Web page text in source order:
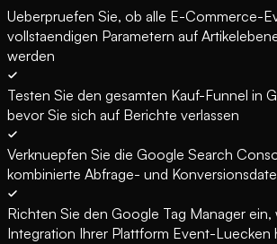
Ueberpruefen Sie, ob alle E-Commerce-
vollstaendigen Parametern auf
werden
Testen Sie den gesamten Kauf-Funnel in
bevor Sie sich auf Berichte verlassen
Verknuepfen Sie die Google Search
kombinierte Abfrage- und
Richten Sie den Google Tag Manager ein,
Integration Ihrer Plattform Event-Luecken